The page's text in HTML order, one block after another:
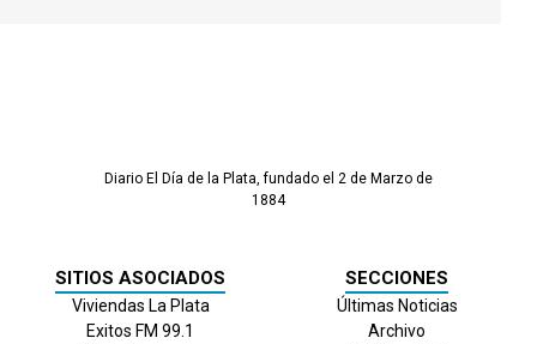
Diario El Día de la Plata, fundado el 2 de Marzo de
1884
SITIOS ASOCIADOS
Viviendas La Plata
Exitos FM 99.1
SECCIONES
Últimas Noticias
Archivo